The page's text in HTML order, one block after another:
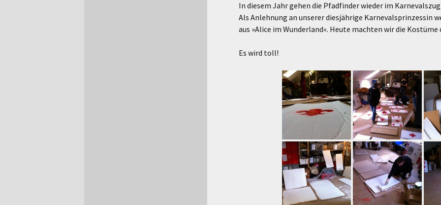
In diesem Jahr gehen die Pfadfinder wieder im
Als Anlehnung an unserer diesjährige Karnevalsprinzessin
aus »Alice im Wunderland«. Heute machten wir die Kostüme
Es wird toll!